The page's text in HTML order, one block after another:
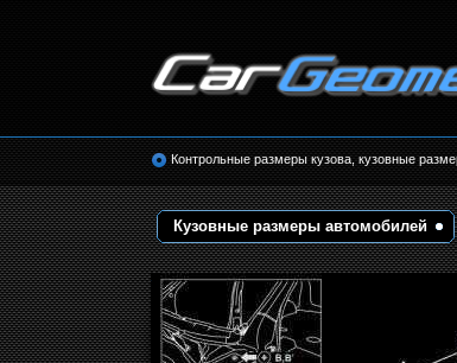
кузовные размеры.
Контрольные размеры кузова, кузовные
Кузовные размеры автомобилей